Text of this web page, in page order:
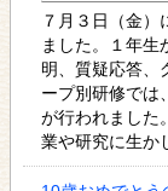
７月３日（金
ました。１年生
明、質疑応答、
ープ別研修では
が行われました
業や研究に生か